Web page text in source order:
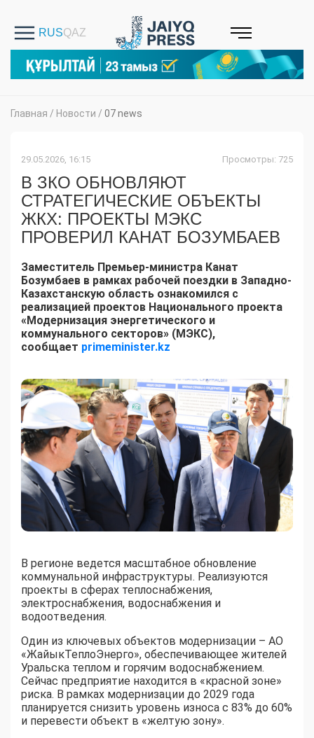
Главная / Новости / 07 news
29.05.2026, 16:15 Просмотры: 725
В ЗКО ОБНОВЛЯЮТ
СТРАТЕГИЧЕСКИЕ ОБЪЕКТЫ
ЖКХ: ПРОЕКТЫ МЭКС
ПРОВЕРИЛ КАНАТ БОЗУМБАЕВ
Заместитель Премьер-министра Канат
Бозумбаев в рамках рабочей поездки в Западно-
Казахстанскую область ознакомился с
реализацией проектов Национального проекта
«Модернизация энергетического и
коммунального секторов» (МЭКС),
сообщает primeminister.kz
В регионе ведется масштабное обновление
коммунальной инфраструктуры. Реализуются
проекты в сферах теплоснабжения,
электроснабжения, водоснабжения и
водоотведения.
Один из ключевых объектов модернизации – АО
«ЖайыкТеплоЭнерго», обеспечивающее жителей
Уральска теплом и горячим водоснабжением.
Сейчас предприятие находится в «красной зоне»
риска. В рамках модернизации до 2029 года
планируется снизить уровень износа с 83% до 60%
и перевести объект в «желтую зону».